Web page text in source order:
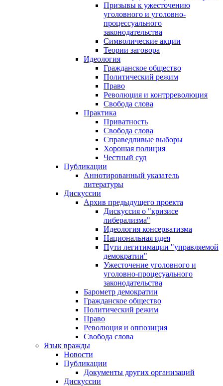
Призывы к ужесточению
уголовного и уголовно-
процессуального
законодательства
Символические акции
Теории заговора
Идеология
Гражданское общество
Политический режим
Право
Революция и контрреволюция
Свобода слова
Практика
Приватность
Свобода слова
Справедливые выборы
Хорошая полиция
Честный суд
Публикации
Аннотированный указатель
литературы
Дискуссии
Архив предыдущего проекта
Дискуссия о "кризисе
либерализма"
Идеология консерватизма
Национальная идея
Пути легитимации "управляемой
демократии"
Ужесточение уголовного и
уголовно-процесуального
законодательства
Барометр демократии
Гражданское общество
Политический режим
Право
Революция и оппозиция
Свобода слова
Язык вражды
Новости
Публикации
Документы других организаций
Дискуссии